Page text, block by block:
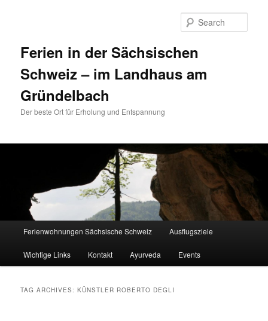
Ferien in der Sächsischen
Schweiz – im Landhaus am
Gründelbach
Der beste Ort für Erholung und Entspannung
Skip to primary content
Skip to secondary content
Ferienwohnungen Sächsische Schweiz Ausflugsziele
Wichtige Links Kontakt Ayurveda Events
TAG ARCHIVES:KÜNSTLER ROBERTO DEGLI